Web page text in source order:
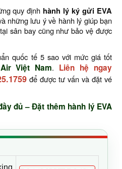
quy định hành lý ký gửi EVA
những lưu ý về hành lý giúp bạn
sân bay cũng như bảo vệ được
quốc tế 5 sao với mức giá tốt
Việt Nam. Liên hệ ngay
để được tư vấn và đặt vé
đủ – Đặt thêm hành lý EVA